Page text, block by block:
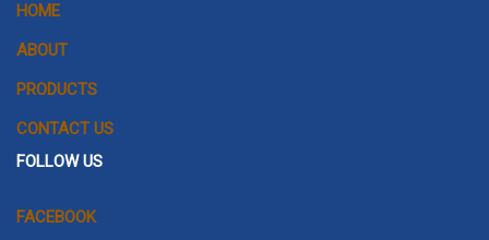
HOME
ABOUT
PRODUCTS
CONTACT US
FOLLOW US
FACEBOOK